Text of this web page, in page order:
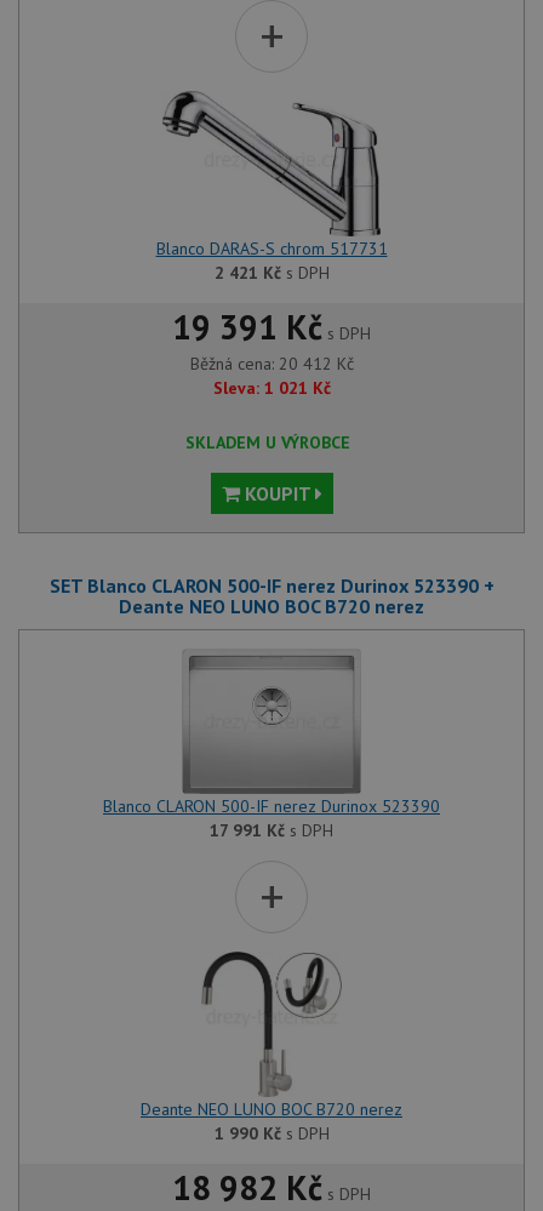
+
Blanco DARAS-S chrom 517731
2 421 Kčs DPH
19 391 Kč s DPH
Běžná cena: 20 412 Kč
Sleva: 1 021 Kč
SKLADEM U VÝROBCE
KOUPIT
SET Blanco CLARON 500-IF nerez Durinox 523390 +
Deante NEO LUNO BOC B720 nerez
Blanco CLARON 500-IF nerez Durinox 523390
17 991 Kč s DPH
+
Deante NEO LUNO BOC B720 nerez
1 990 Kčs DPH
18 982 Kč s DPH